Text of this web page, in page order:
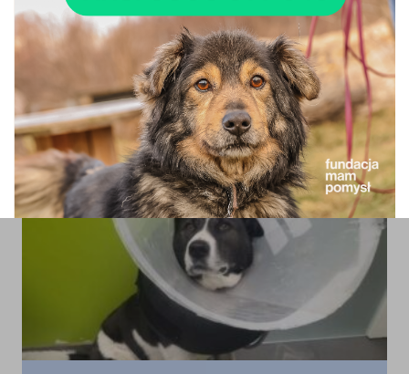
07
Przeciwdziałanie bezdomności i ochrona praw
zwierząt